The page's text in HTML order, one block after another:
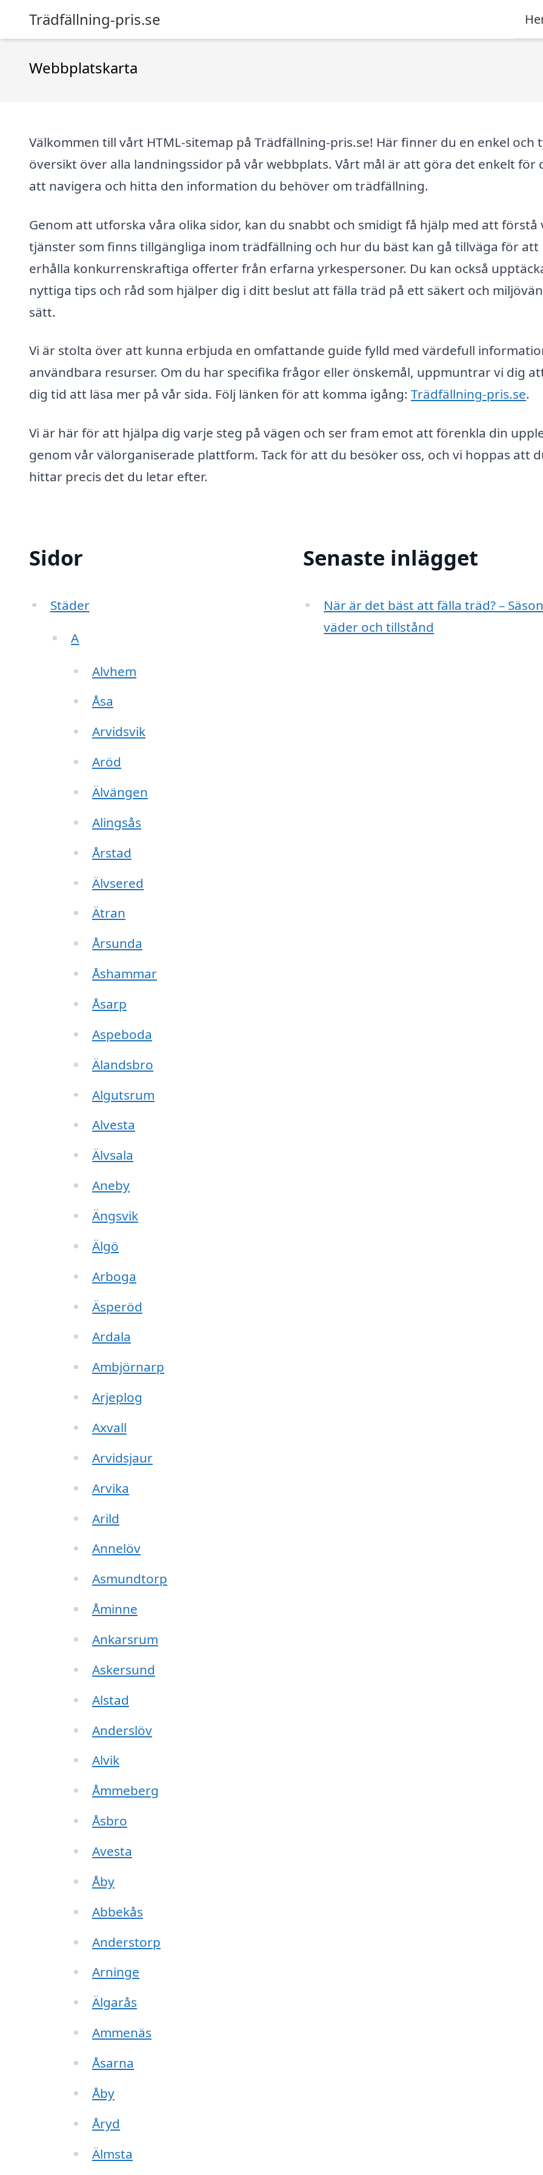
Trädfällning-pris.se
Webbplatskarta
Välkommen till vårt HTML-sitemap på Trädfällning-pris.se! Här finner du en enkel och
översikt över alla landningssidor på vår webbplats. Vårt mål är att göra det enkelt för
att navigera och hitta den information du behöver om trädfällning.
Genom att utforska våra olika sidor, kan du snabbt och smidigt få hjälp med att förstå
tjänster som finns tillgängliga inom trädfällning och hur du bäst kan gå tillväga för att
erhålla konkurrenskraftiga offerter från erfarna yrkespersoner. Du kan också
nyttiga tips och råd som hjälper dig i ditt beslut att fälla träd på ett säkert och
sätt.
Vi är stolta över att kunna erbjuda en omfattande guide fylld med värdefull
användbara resurser. Om du har specifika frågor eller önskemål, uppmuntrar vi dig
dig tid att läsa mer på vår sida. Följ länken för att komma igång: Trädfällning-pris.se.
Vi är här för att hjälpa dig varje steg på vägen och ser fram emot att förenkla din
genom vår välorganiserade plattform. Tack för att du besöker oss, och vi hoppas att
hittar precis det du letar efter.
Sidor
Städer
A
Alvhem
Åsa
Arvidsvik
Aröd
Älvängen
Alingsås
Årstad
Älvsered
Ätran
Årsunda
Åshammar
Åsarp
Aspeboda
Älandsbro
Algutsrum
Alvesta
Älvsala
Aneby
Ängsvik
Älgö
Arboga
Äsperöd
Ardala
Ambjörnarp
Arjeplog
Axvall
Arvidsjaur
Arvika
Arild
Annelöv
Asmundtorp
Åminne
Ankarsrum
Askersund
Alstad
Anderslöv
Alvik
Åmmeberg
Åsbro
Avesta
Åby
Abbekås
Anderstorp
Arninge
Älgarås
Ammenäs
Åsarna
Åby
Åryd
Älmsta
Senaste inlägget
När är det bäst att fälla träd? –
väder och tillstånd